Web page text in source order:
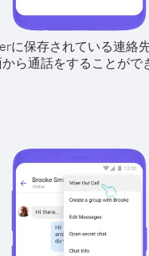
に保存されている連絡
ら通話をすることがで